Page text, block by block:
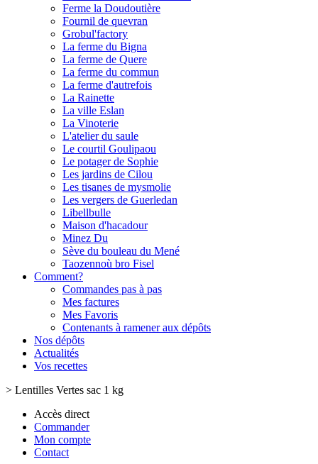
Ferme la Doudoutière
Fournil de quevran
Grobul'factory
La ferme du Bigna
La ferme de Quere
La ferme du commun
La ferme d'autrefois
La Rainette
La ville Eslan
La Vinoterie
L'atelier du saule
Le courtil Goulipaou
Le potager de Sophie
Les jardins de Cilou
Les tisanes de mysmolie
Les vergers de Guerledan
Libellbulle
Maison d'hacadour
Minez Du
Sève du bouleau du Mené
Taozennoù bro Fisel
Comment?
Commandes pas à pas
Mes factures
Mes Favoris
Contenants à ramener aux dépôts
Nos dépôts
Actualités
Vos recettes
> Lentilles Vertes sac 1 kg
Accès direct
Commander
Mon compte
Contact